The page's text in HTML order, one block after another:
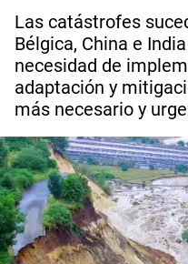
Las catástrofes
Bélgica, China e
necesidad de
adaptación y
más necesario y